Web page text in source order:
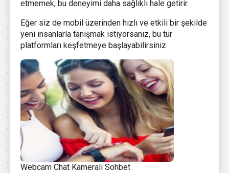
etmemek, bu deneyimi daha sağlıklı hale getirir.
Eğer siz de mobil üzerinden hızlı ve etkili bir şekilde
yeni insanlarla tanışmak istiyorsanız, bu tür
platformları keşfetmeye başlayabilirsiniz.
Webcam Chat Kameralı Sohbet